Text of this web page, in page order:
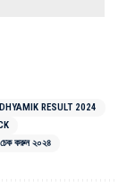
RESULT 2024
চেক করুন ২০২৪